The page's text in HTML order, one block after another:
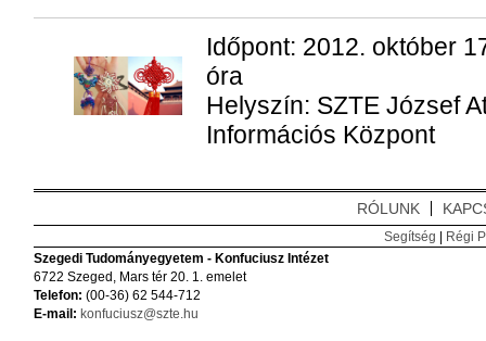
Időpont: 2012. október
óra
Helyszín: SZTE József
Információs Központ
RÓLUNK
Segítség | Régi
Szegedi Tudományegyetem - Konfuciusz Intézet
6722 Szeged, Mars tér 20. 1. emelet
Telefon: (00-36) 62 544-712
E-mail: konfuciusz@szte.hu